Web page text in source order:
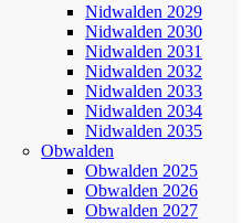
Nidwalden 2029
Nidwalden 2030
Nidwalden 2031
Nidwalden 2032
Nidwalden 2033
Nidwalden 2034
Nidwalden 2035
Obwalden
Obwalden 2025
Obwalden 2026
Obwalden 2027